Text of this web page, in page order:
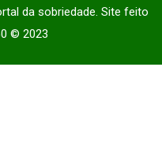
da sobriedade. Site feito
© 2023​